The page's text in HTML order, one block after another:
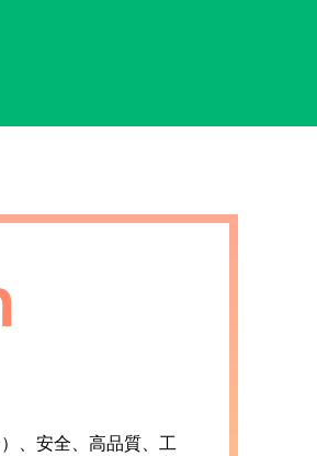
、安全、高品質、工